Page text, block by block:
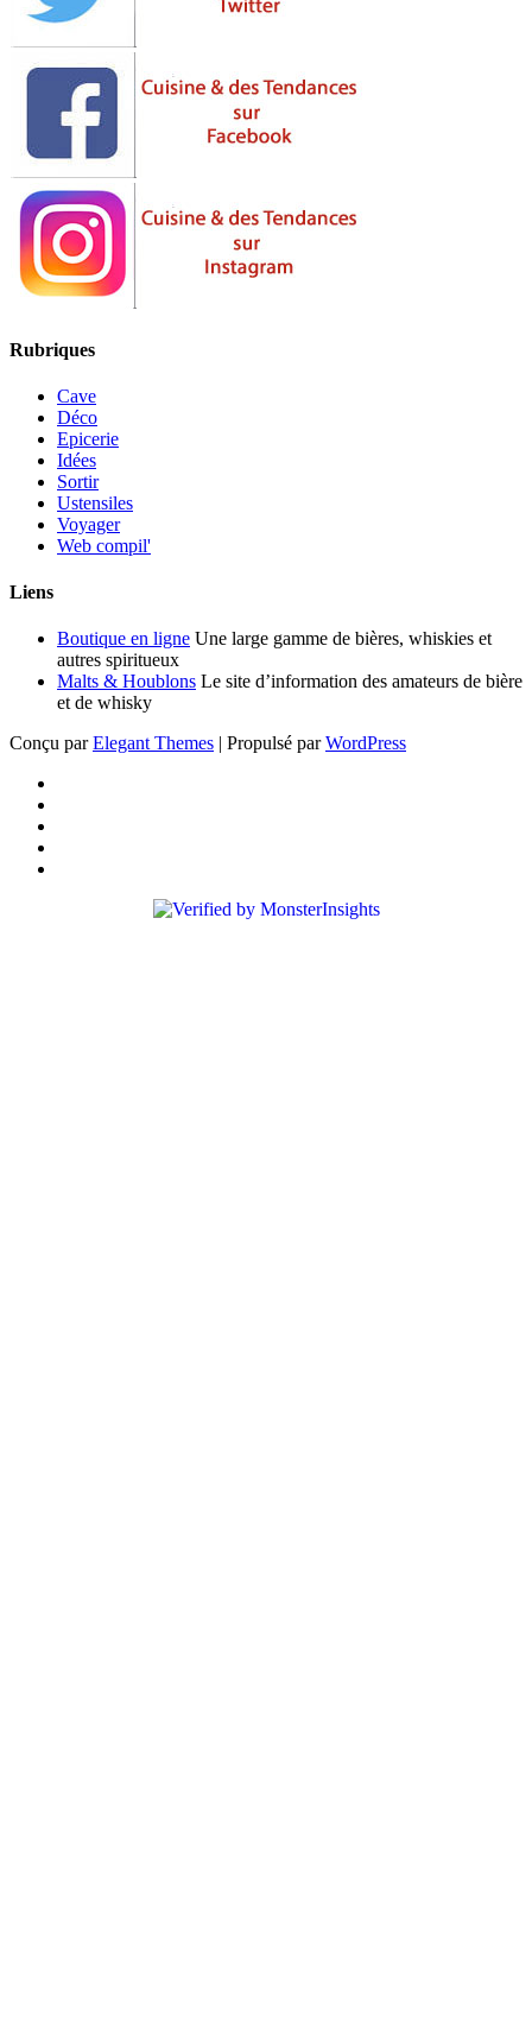
Rubriques
Cave
Déco
Epicerie
Idées
Sortir
Ustensiles
Voyager
Web compil'
Liens
Boutique en ligne Une large gamme de bières, whiskies et
autres spiritueux
Malts & Houblons Le site d’information des amateurs de bière
et de whisky
Conçu parElegant Themes | Propulsé parWordPress